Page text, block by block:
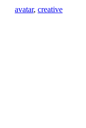
avatar, creative